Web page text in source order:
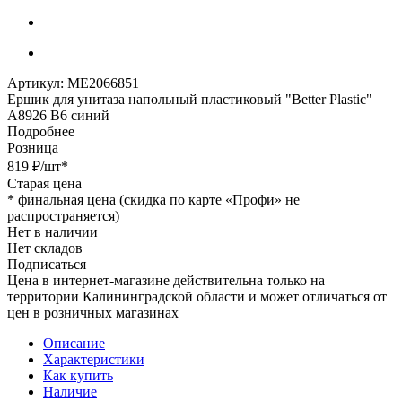
Артикул: МЕ2066851
Ершик для унитаза напольный пластиковый "Better Plastic"
А8926 B6 синий
Подробнее
Розница
819 ₽/шт*
Старая цена
* финальная цена (скидка по карте «Профи» не
распространяется)
Нет в наличии
Нет складов
Подписаться
Цена в интернет-магазине действительна только на
территории Калининградской области и может отличаться от
цен в розничных магазинах
Описание
Характеристики
Как купить
Наличие